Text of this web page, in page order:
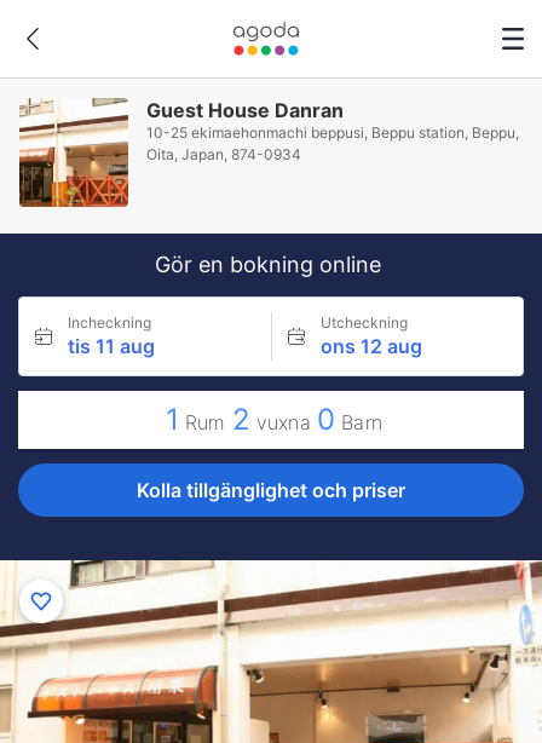
Guest House Danran
10-25 ekimaehonmachi beppusi, Beppu station, Beppu,
Oita, Japan, 874-0934
Gör en bokning online
Incheckning
tis 11 aug
Utcheckning
ons 12 aug
1 Rum 2 vuxna 0 Barn
Kolla tillgänglighet och priser